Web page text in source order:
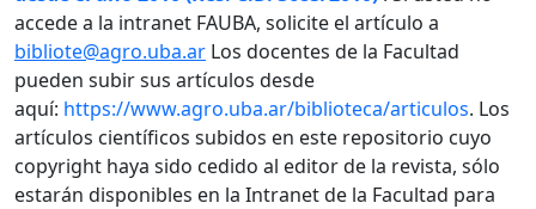
accede a la intranet FAUBA, solicite el artículo a
bibliote@agro.uba.ar Los docentes de la Facultad
pueden subir sus artículos desde
aquí: https://www.agro.uba.ar/biblioteca/articulos. Los
artículos científicos subidos en este repositorio cuyo
copyright haya sido cedido al editor de la revista, sólo
estarán disponibles en la Intranet de la Facultad para